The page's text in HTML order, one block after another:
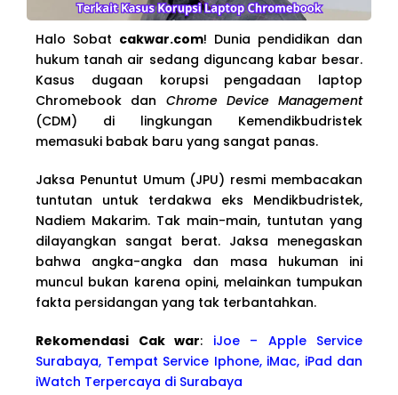
Halo Sobat cakwar.com! Dunia pendidikan dan
hukum tanah air sedang diguncang kabar besar.
Kasus dugaan korupsi pengadaan laptop
Chromebook dan Chrome Device Management
(CDM) di lingkungan Kemendikbudristek
memasuki babak baru yang sangat panas.
Jaksa Penuntut Umum (JPU) resmi membacakan
tuntutan untuk terdakwa eks Mendikbudristek,
Nadiem Makarim. Tak main-main, tuntutan yang
dilayangkan sangat berat. Jaksa menegaskan
bahwa angka-angka dan masa hukuman ini
muncul bukan karena opini, melainkan tumpukan
fakta persidangan yang tak terbantahkan.
Rekomendasi Cak war: iJoe – Apple Service
Surabaya, Tempat Service Iphone, iMac, iPad dan
iWatch Terpercaya di Surabaya